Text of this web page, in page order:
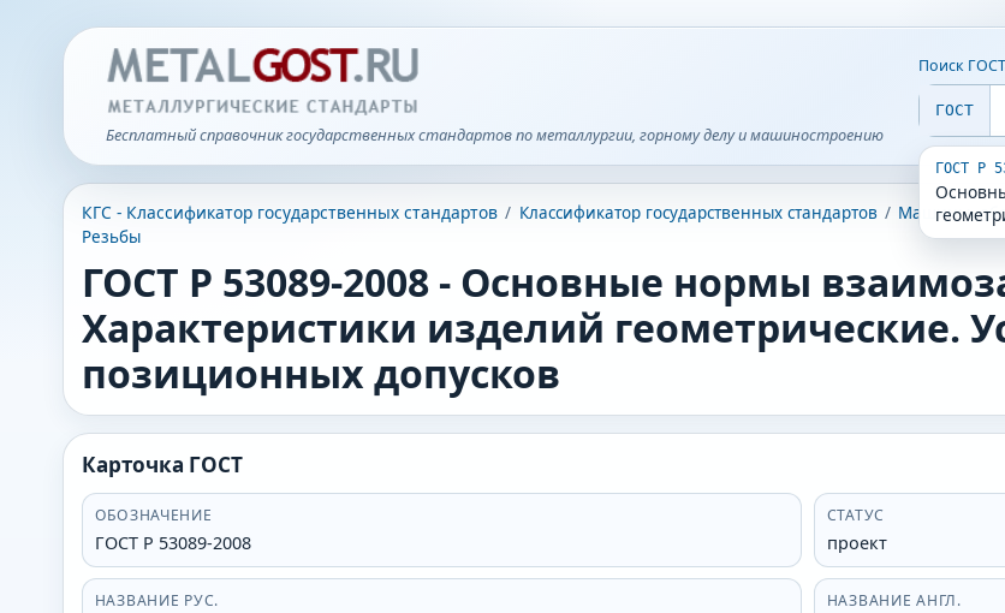
Бесплатный справочник государственных стандартов по металлургии, горному делу и машиностроению
Поиск
ГОСТ
ГОСТ Р
КГС - Классификатор государственных стандартов / Классификатор государственных стандартов / Машины,
Резьбы
ГОСТ Р 53089-2008- Основные нормы
Характеристики изделий геометрические.
позиционных допусков
Карточка ГОСТ
ОБОЗНАЧЕНИЕ
ГОСТ Р 53089-2008
СТАТУС
проект
НАЗВАНИЕ РУС. НАЗВАНИЕ АНГЛ.